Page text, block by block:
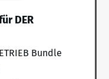
DER
Bundle